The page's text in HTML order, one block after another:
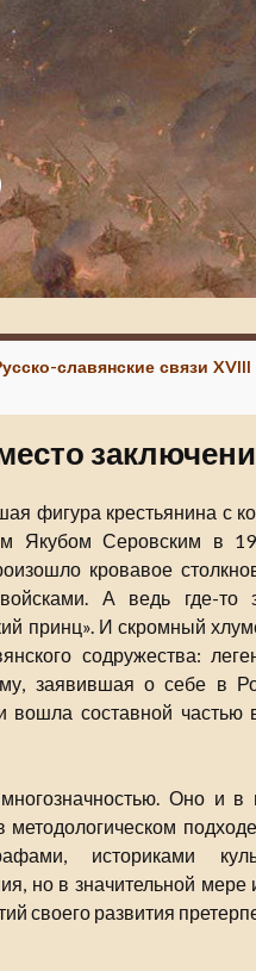
славянские связи XVIII
фигура крестьянина с
Якубом Серовским в
кровавое
А ведь где-то
принц». И скромный
содружества:
заявившая о себе в
вошла составной частью
Оно и в
методологическом
историками
но в значительной мере
своего развития